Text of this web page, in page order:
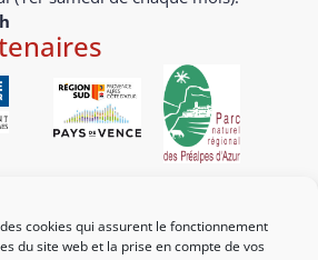
cookies qui assurent le fonctionnement
du site web et la prise en compte de vos